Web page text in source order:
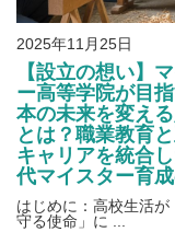
2025年11月25日
【設立の想い】
ー高等学院が目
本の未来を変える
とは？職業教育
キャリアを統合
代マイスター育
はじめに：高校生活が
守る使命」に ...